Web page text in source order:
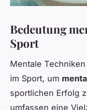
Bedeutung
Sport
Mentale
im Sport, um
sportlichen Erfolg
umfassen eine